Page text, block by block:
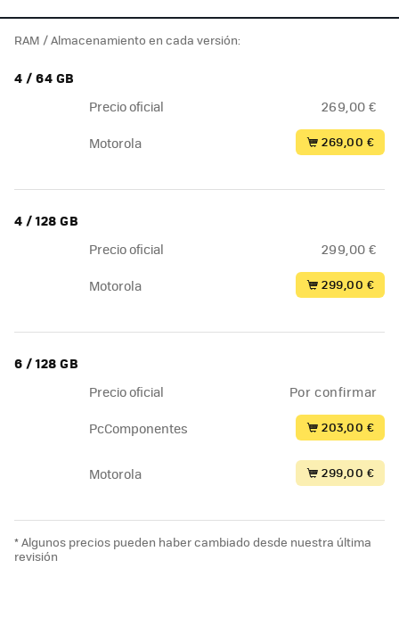
RAM / Almacenamiento en cada versión:
4 / 64 GB
Precio oficial 269,00 €
Motorola 269,00 €
4 / 128 GB
Precio oficial 299,00 €
Motorola 299,00 €
6 / 128 GB
Precio oficial Por confirmar
PcComponentes 203,00 €
Motorola 299,00 €
* Algunos precios pueden haber cambiado desde nuestra última
revisión